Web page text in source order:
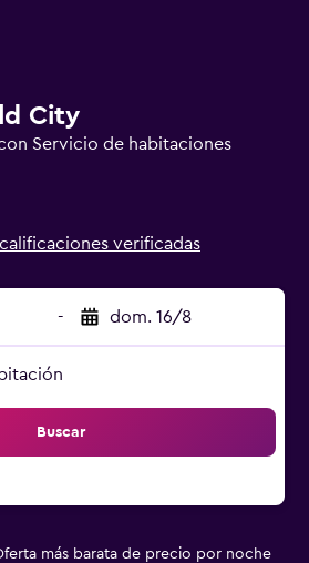
City
Servicio de habitaciones
verificadas
- dom. 16/8
Buscar
más barata de precio por noche